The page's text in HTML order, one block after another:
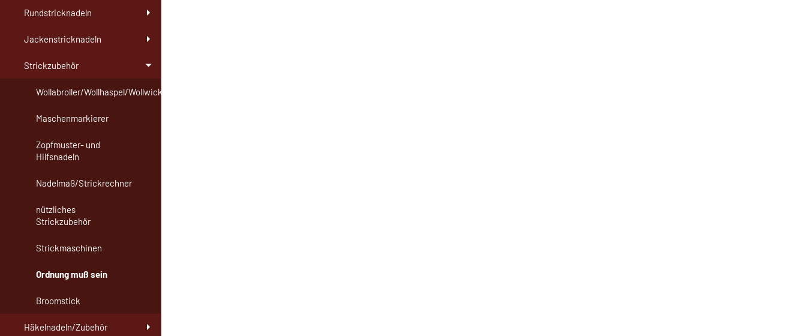
Rundstricknadeln
Jackenstricknadeln
Strickzubehör
Wollabroller/Wollhaspel/Wollwickler
Maschenmarkierer
Zopfmuster- und
Hilfsnadeln
Nadelmaß/Strickrechner
nützliches
Strickzubehör
Strickmaschinen
Ordnung muß sein
Broomstick
Häkelnadeln/Zubehör